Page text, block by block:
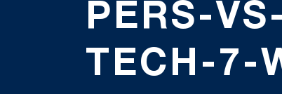
PERS-
TECH-7-